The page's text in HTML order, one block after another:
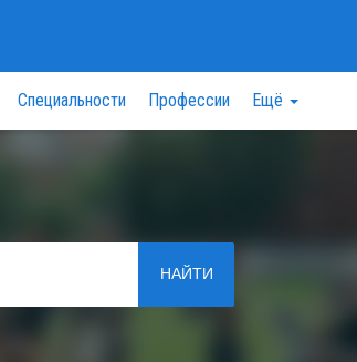
Специальности Профессии Ещё
НАЙТИ